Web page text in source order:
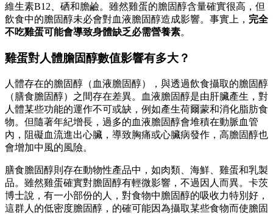
維生素B12、硒和膽鹼。雖然雞蛋的膽固醇含量確實很高，但
飲食中的膽固醇未必會對血液膽固醇造成影響。事實上， 完全
不吃雞蛋可能會導致身體缺乏必需營養素。
雞蛋對人體膽固醇數值影響有多大？
人體存在的膽固醇（血液膽固醇），與透過飲食攝取的膽固醇
（膳食膽固醇）之間存在差異。血液膽固醇是由肝臟產生，對
人體某些功能的運作不可或缺，例如產生荷爾蒙和消化脂肪食
物。但隨著年紀增長，過多的血液膽固醇會堆積在動脈血管
內，阻礙血流進出心臟，導致胸痛或心臟病發作，高膽固醇也
會增加中風的風險。
膳食膽固醇則存在動物性產品中，如肉類、海鮮、雞蛋和乳製
品。雖然雞蛋確實對膽固醇有輕微影響，不過因人而異。卡茨
博士說，有一小部份的人，對食物中膽固醇的吸收力特別好，
這群人的低密度膽固醇，的確可能因為攝取某些食物而使膽固